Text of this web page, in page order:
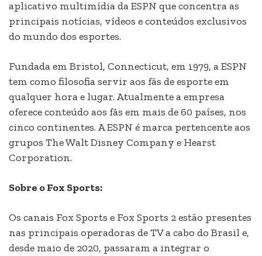
aplicativo multimídia da ESPN que concentra as
principais notícias, vídeos e conteúdos exclusivos
do mundo dos esportes.
Fundada em Bristol, Connecticut, em 1979, a ESPN
tem como filosofia servir aos fãs de esporte em
qualquer hora e lugar. Atualmente a empresa
oferece conteúdo aos fãs em mais de 60 países, nos
cinco continentes. A ESPN é marca pertencente aos
grupos The Walt Disney Company e Hearst
Corporation.
Sobre o Fox Sports:
Os canais Fox Sports e Fox Sports 2 estão presentes
nas principais operadoras de TV a cabo do Brasil e,
desde maio de 2020, passaram a integrar o